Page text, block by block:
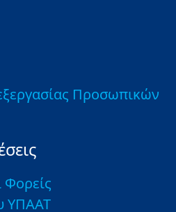
Προσωπικών
Φορείς
ΥΠΑΑΤ